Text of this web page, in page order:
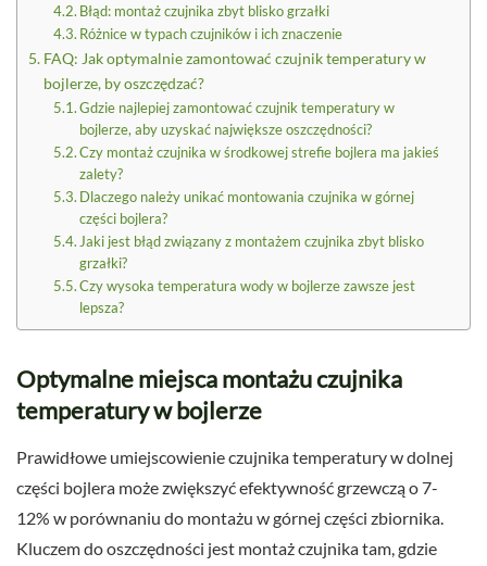
Błąd: montaż czujnika zbyt blisko grzałki
Różnice w typach czujników i ich znaczenie
FAQ: Jak optymalnie zamontować czujnik temperatury w
bojlerze, by oszczędzać?
Gdzie najlepiej zamontować czujnik temperatury w
bojlerze, aby uzyskać największe oszczędności?
Czy montaż czujnika w środkowej strefie bojlera ma jakieś
zalety?
Dlaczego należy unikać montowania czujnika w górnej
części bojlera?
Jaki jest błąd związany z montażem czujnika zbyt blisko
grzałki?
Czy wysoka temperatura wody w bojlerze zawsze jest
lepsza?
Optymalne miejsca montażu czujnika
temperatury w bojlerze
Prawidłowe umiejscowienie czujnika temperatury w dolnej
części bojlera może zwiększyć efektywność grzewczą o 7-
12% w porównaniu do montażu w górnej części zbiornika.
Kluczem do oszczędności jest montaż czujnika tam, gdzie